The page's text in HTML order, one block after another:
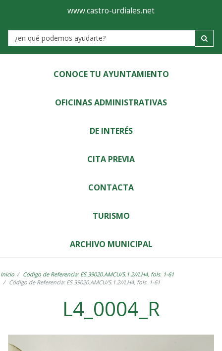
Ayuntamiento
de
Castro-
Urdiales
www.castro-urdiales.net
Label
CONOCE TU AYUNTAMIENTO
OFICINAS ADMINISTRATIVAS
DE INTERÉS
CITA PREVIA
CONTACTA
TURISMO
ARCHIVO MUNICIPAL
Inicio
Código de Referencia: ES.39020.AMCU/5.1.2//LH4, fols. 1-61
Código de Referencia: ES.39020.AMCU/5.1.2//LH4, fols. 1-61
L4_0004_R